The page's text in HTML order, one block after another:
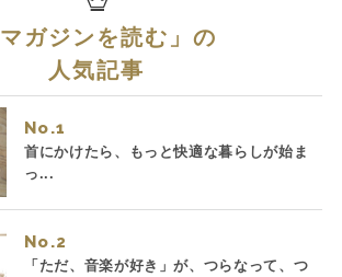
マガジンを読む 」の
人気記事
No.
首にかけたら、もっと快適な暮らしが始ま
っ...
No.
「ただ、音楽が好き」が、つらなって、つ